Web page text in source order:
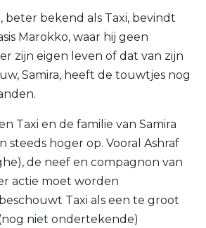
beter bekend als Taxi, bevindt
Marokko, waar hij geen
zijn eigen leven of dat van zijn
Samira, heeft de touwtjes nog
Taxi en de familie van Samira
steeds hoger op. Vooral Ashraf
de neef en compagnon van
actie moet worden
Taxi als een te groot
niet ondertekende)